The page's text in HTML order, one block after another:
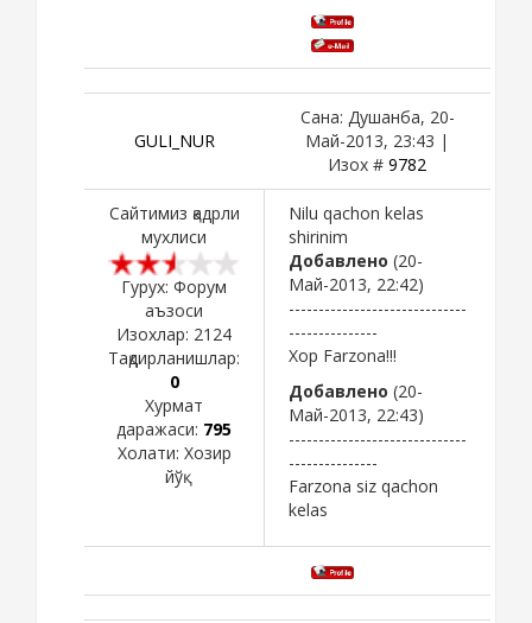
GULI_NUR
Сана: Душанба, 20-
Май-2013, 23:43 |
Изох # 9782
Сайтимиз қадрли
мухлиси
Гурух: Форум
аъзоси
Изохлар: 2124
Тақдирланишлар:
0
Хурмат
даражаси: 795
Холати: Хозир
йўқ
Nilu qachon kelas
shirinim
Добавлено (20-
Май-2013, 22:42)
------------------------------
---------------
Xop Farzona!!!
Добавлено (20-
Май-2013, 22:43)
------------------------------
---------------
Farzona siz qachon
kelas